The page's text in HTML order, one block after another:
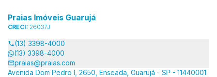
Praias Imóveis Guarujá
CRECI: 26037J
(13) 3398-4000
(13) 3398-4000
praias@praias.com
Avenida Dom Pedro I, 2650, Enseada, Guarujá - SP - 11440001